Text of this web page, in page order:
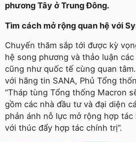
phương Tây ở Trung Đông.
Tìm cách mở rộng quan hệ với
Chuyến thăm sắp tới được kỳ
hệ song phương và thảo luận
cũng như quốc tế cùng quan
với hãng tin SANA, Phủ Tổng
“Tháp tùng Tổng thống Macron
gồm các nhà đầu tư và đại diện
phản ánh nỗ lực mở rộng hợp
với thúc đẩy hợp tác chính trị”.